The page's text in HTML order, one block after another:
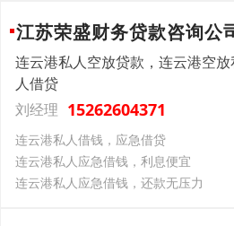
江苏荣盛财务贷款咨询公
连云港私人空放贷款，连云港空
人借贷
刘经理 15262604371
连云港私人借钱，应急借贷
连云港私人应急借钱，利息便宜
连云港私人应急借钱，还款无压力